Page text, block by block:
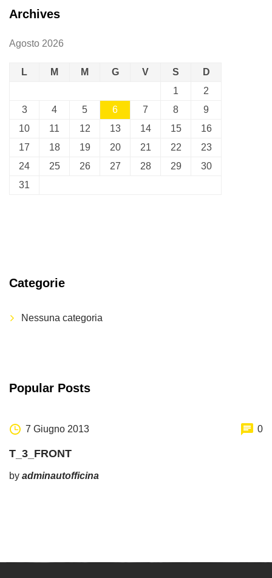
Archives
Agosto 2026
L M M G V S
D
1
2
3
4 5 6 7 8
9
10
11 12 13 14 15
16
17
18 19 20 21 22
23
24
25 26 27 28 29
30
31
Categorie
Nessuna categoria
Popular Posts
7 Giugno 2013 0
T_3_FRONT
by adminautofficina